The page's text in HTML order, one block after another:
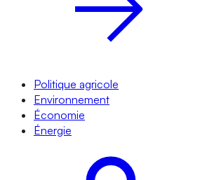
Politique agricole
Environnement
Économie
Énergie